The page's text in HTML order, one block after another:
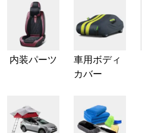
内装パーツ
車用ボディ
カバー